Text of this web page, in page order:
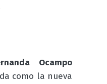
Ocampo
como la nueva